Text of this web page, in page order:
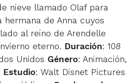
nieve llamado Olaf para
hermana de Anna cuyos
al reino de Arendelle
eterno. Duración: 108
Unidos Género: Animación,
Estudio: Walt Disnet Pictures